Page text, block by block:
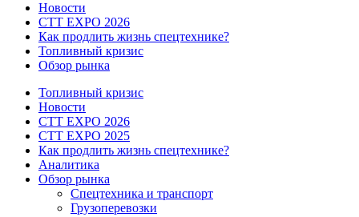
Новости
CTT EXPO 2026
Как продлить жизнь спецтехнике?
Топливный кризис
Обзор рынка
Топливный кризис
Новости
CTT EXPO 2026
CTT EXPO 2025
Как продлить жизнь спецтехнике?
Аналитика
Обзор рынка
Спецтехника и транспорт
Грузоперевозки